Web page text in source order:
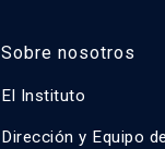
Sobre nosotros
El Instituto
Dirección y Equipo de